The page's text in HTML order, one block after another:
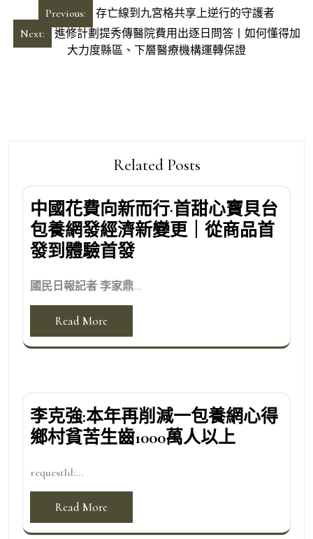
章
導
Previous:
存亡線到九宮格共享上逆行的守護者
Next:
進修計劃提秀傳醫院費用出逐日問答丨如何懂得加
大力度縣區、下層醫療機構運轉保證
Related Posts
中國花費向新而行·首甜心寶貝台
包養網發經濟新變更｜從商品首
發到體驗首發
國民日報記者 李家鼎...
Read More
李克強:本年再削減一包養網心得
鄉村貧苦生齒1000萬人以上
requestId:...
Read More